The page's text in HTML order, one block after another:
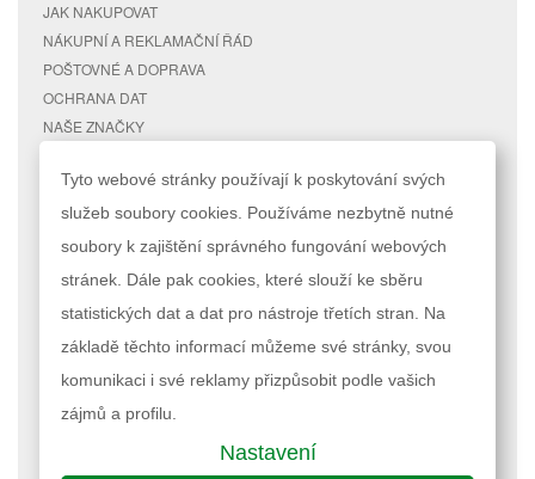
JAK NAKUPOVAT
NÁKUPNÍ A REKLAMAČNÍ ŘÁD
POŠTOVNÉ A DOPRAVA
OCHRANA DAT
NAŠE ZNAČKY
RYCHLÉ ODKAZY
MAPA STRÁNEK
VYHLEDÁVANÉ TERMÍNY
POKROČILÉ VYHLEDÁVÁNÍ
ÚČET
MŮJ ÚČET
STAV OBJEDNÁVKY
Podle zákona o evidenci tržeb je prodávající povinen vystavit kupujícímu
účtenku. Zároveň je povinen zaevidovat přijatou tržbu u správce daně
Tyto webové stránky používají k poskytování svých
služeb soubory cookies. Používáme nezbytně nutné
soubory k zajištění správného fungování webových
stránek. Dále pak cookies, které slouží ke sběru
statistických dat a dat pro nástroje třetích stran. Na
základě těchto informací můžeme své stránky, svou
komunikaci i své reklamy přizpůsobit podle vašich
zájmů a profilu.
Nastavení